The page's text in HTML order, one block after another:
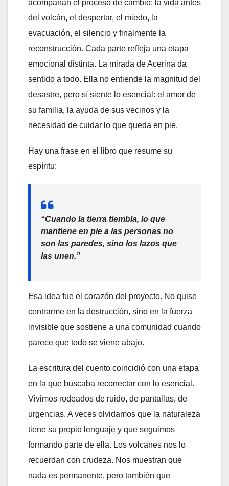
acompañan el proceso de cambio: la vida antes
del volcán, el despertar, el miedo, la
evacuación, el silencio y finalmente la
reconstrucción. Cada parte refleja una etapa
emocional distinta. La mirada de Acerina da
sentido a todo. Ella no entiende la magnitud del
desastre, pero sí siente lo esencial: el amor de
su familia, la ayuda de sus vecinos y la
necesidad de cuidar lo que queda en pie.
Hay una frase en el libro que resume su
espíritu:
“Cuando la tierra tiembla, lo que
mantiene en pie a las personas no
son las paredes, sino los lazos que
las unen.”
Esa idea fue el corazón del proyecto. No quise
centrarme en la destrucción, sino en la fuerza
invisible que sostiene a una comunidad cuando
parece que todo se viene abajo.
La escritura del cuento coincidió con una etapa
en la que buscaba reconectar con lo esencial.
Vivimos rodeados de ruido, de pantallas, de
urgencias. A veces olvidamos que la naturaleza
tiene su propio lenguaje y que seguimos
formando parte de ella. Los volcanes nos lo
recuerdan con crudeza. Nos muestran que
nada es permanente, pero también que